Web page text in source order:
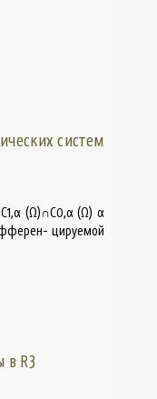
систем
C1,α (Ω)∩C0,α (Ω) α
цируемой
в R3